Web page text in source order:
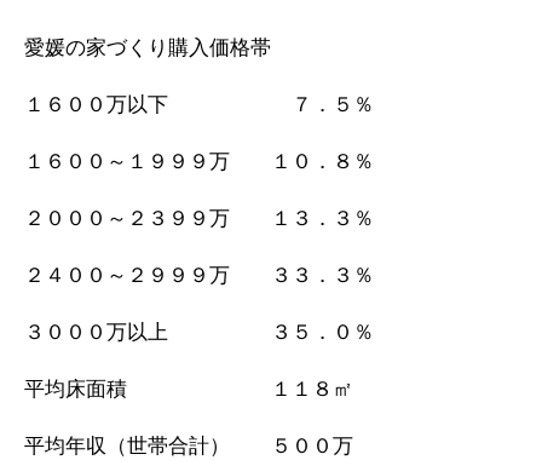
愛媛の家づくり購入価格帯
１６００万以下 ７．５％
１６００～１９９９万 １０．８％
２０００～２３９９万 １３．３％
２４００～２９９９万 ３３．３％
３０００万以上 ３５．０％
平均床面積 １１８㎡
平均年収（世帯合計） ５００万